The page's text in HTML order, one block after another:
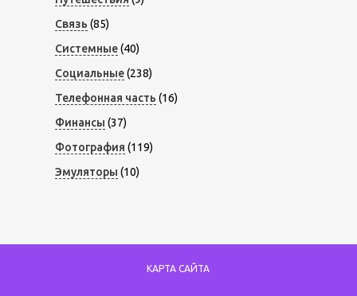
Связь (85)
Системные(40)
Социальные(238)
Телефонная часть (16)
Финансы (37)
Фотография (119)
Эмуляторы (10)
КАРТА САЙТА